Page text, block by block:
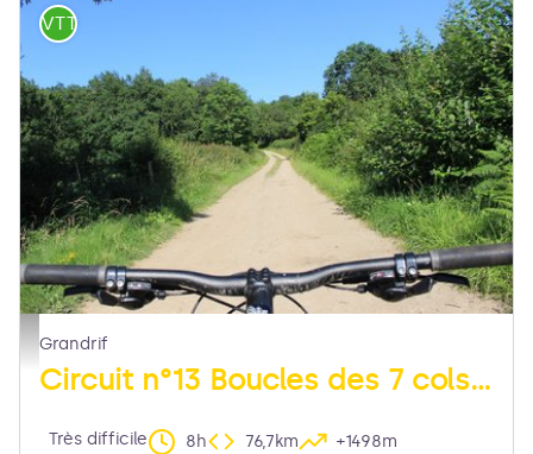
chemin - MDT LF
VTT
Grandrif
Circuit n°13 Boucles des 7 cols (départ Col des Pradeaux)
Très difficile 8h 76,7km +1498m